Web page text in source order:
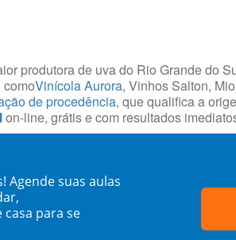
produtora de uva do Rio Grande do
Vinícola Aurora, Vinhos Salton,
de procedência, que qualifica a
on-line, grátis e com resultados
Agende suas aulas
para se